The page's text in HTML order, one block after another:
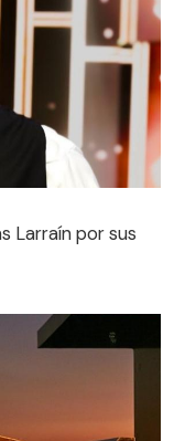
Larraín por sus